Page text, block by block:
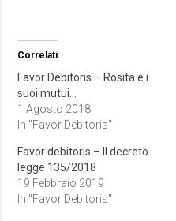
Correlati
Favor Debitoris – Rosita e i
suoi mutui…
1 Agosto 2018
In "Favor Debitoris"
Favor debitoris – Il decreto
legge 135/2018
19 Febbraio 2019
In "Favor Debitoris"